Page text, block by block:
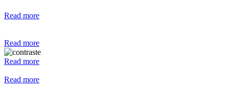
Read more
Read more
Read more
Read more